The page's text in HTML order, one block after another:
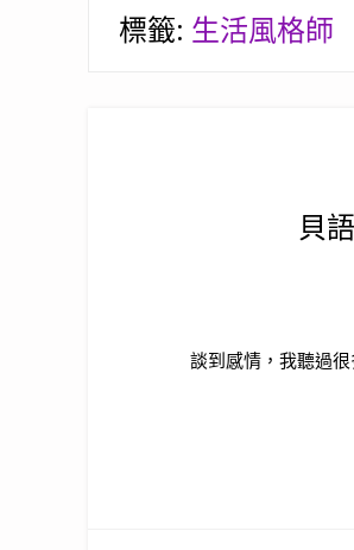
標籤: 生活風格師
貝
談到感情，我聽過